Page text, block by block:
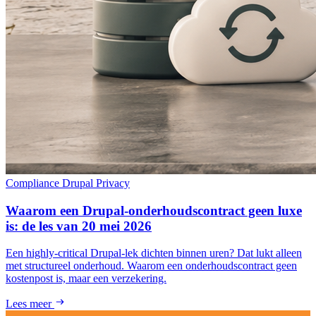
Compliance Drupal Privacy
Waarom een Drupal-onderhoudscontract geen luxe
is: de les van 20 mei 2026
Een highly-critical Drupal-lek dichten binnen uren? Dat lukt alleen
met structureel onderhoud. Waarom een onderhoudscontract geen
kostenpost is, maar een verzekering.
Lees meer